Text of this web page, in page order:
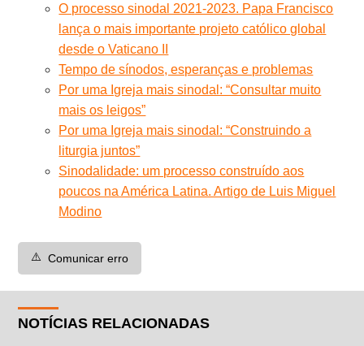
O processo sinodal 2021-2023. Papa Francisco
lança o mais importante projeto católico global
desde o Vaticano II
Tempo de sínodos, esperanças e problemas
Por uma Igreja mais sinodal: “Consultar muito
mais os leigos”
Por uma Igreja mais sinodal: “Construindo a
liturgia juntos”
Sinodalidade: um processo construído aos
poucos na América Latina. Artigo de Luis Miguel
Modino
⚠️ Comunicar erro
NOTÍCIAS RELACIONADAS